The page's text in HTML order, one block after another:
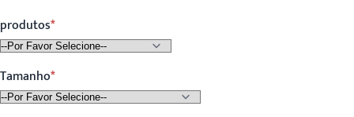
produtos
Tamanho